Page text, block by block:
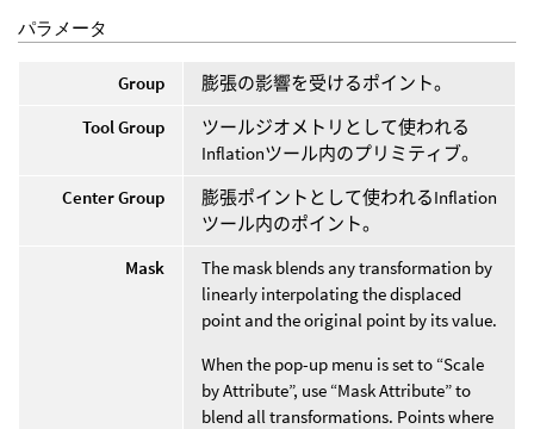
パラメータ
Group
膨張の影響を受けるポイント。
Tool Group
ツールジオメトリとして使われる
Inflationツール内のプリミティブ。
Center Group
膨張ポイントとして使われるInflation
ツール内のポイント。
Mask
The mask blends any transformation by
linearly interpolating the displaced
point and the original point by its value.
When the pop-up menu is set to “Scale
by Attribute”, use “Mask Attribute” to
blend all transformations. Points where